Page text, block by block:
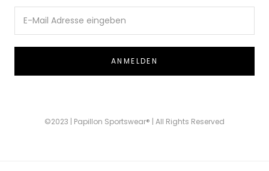
ANMELDEN
©2023 | Papillon Sportswear® | All Rights Reserved